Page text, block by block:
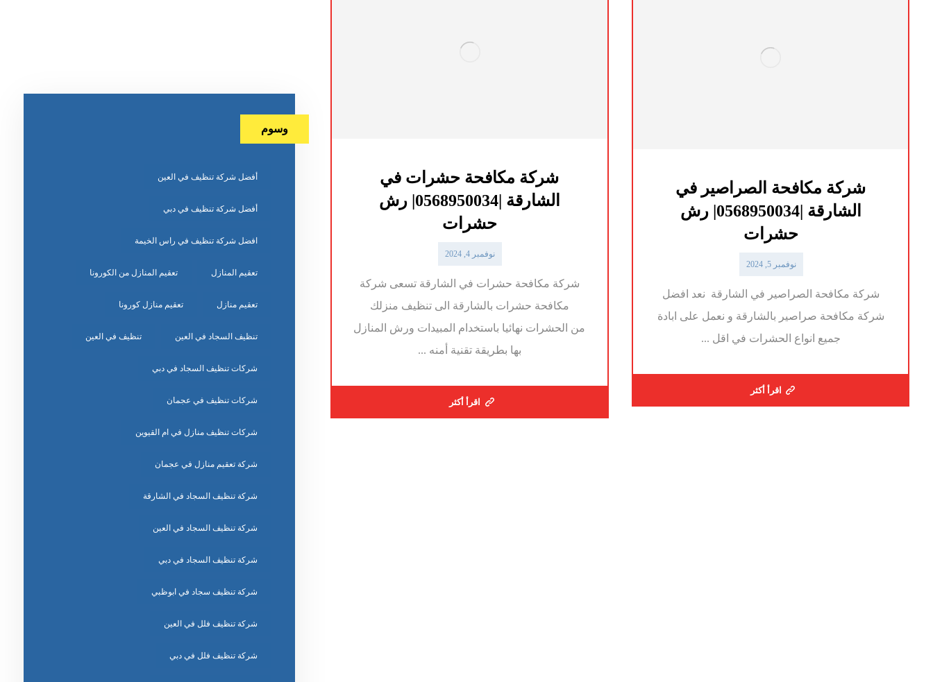
شركة مكافحة الصراصير في
الشارقة |0568950034| رش
حشرات
نوفمبر 5, 2024
شركة مكافحة الصراصير في الشارقة نعد افضل
شركة مكافحة صراصير بالشارقة و نعمل على ابادة
جميع انواع الحشرات في اقل ...
اقرأ أكثر
شركة مكافحة حشرات في
الشارقة |0568950034| رش
حشرات
نوفمبر 4, 2024
شركة مكافحة حشرات في الشارقة تسعى شركة
مكافحة حشرات بالشارقة الى تنظيف منزلك
من الحشرات نهائيا باستخدام المبيدات ورش المنازل
بها بطريقة تقنية أمنه ...
اقرأ أكثر
وسوم
أفضل شركة تنظيف في العين
أفضل شركة تنظيف في دبي
افضل شركة تنظيف في راس الخيمة
تعقيم المنازل تعقيم المنازل من الكورونا
تعقيم منازل تعقيم منازل كورونا
تنظيف السجاد في العين تنظيف في العين
شركات تنظيف السجاد في دبي
شركات تنظيف في عجمان
شركات تنظيف منازل في ام القيوين
شركة تعقيم منازل في عجمان
شركة تنظيف السجاد في الشارقة
شركة تنظيف السجاد في العين
شركة تنظيف السجاد في دبي
شركة تنظيف سجاد في ابوظبي
شركة تنظيف فلل في العين
شركة تنظيف فلل في دبي